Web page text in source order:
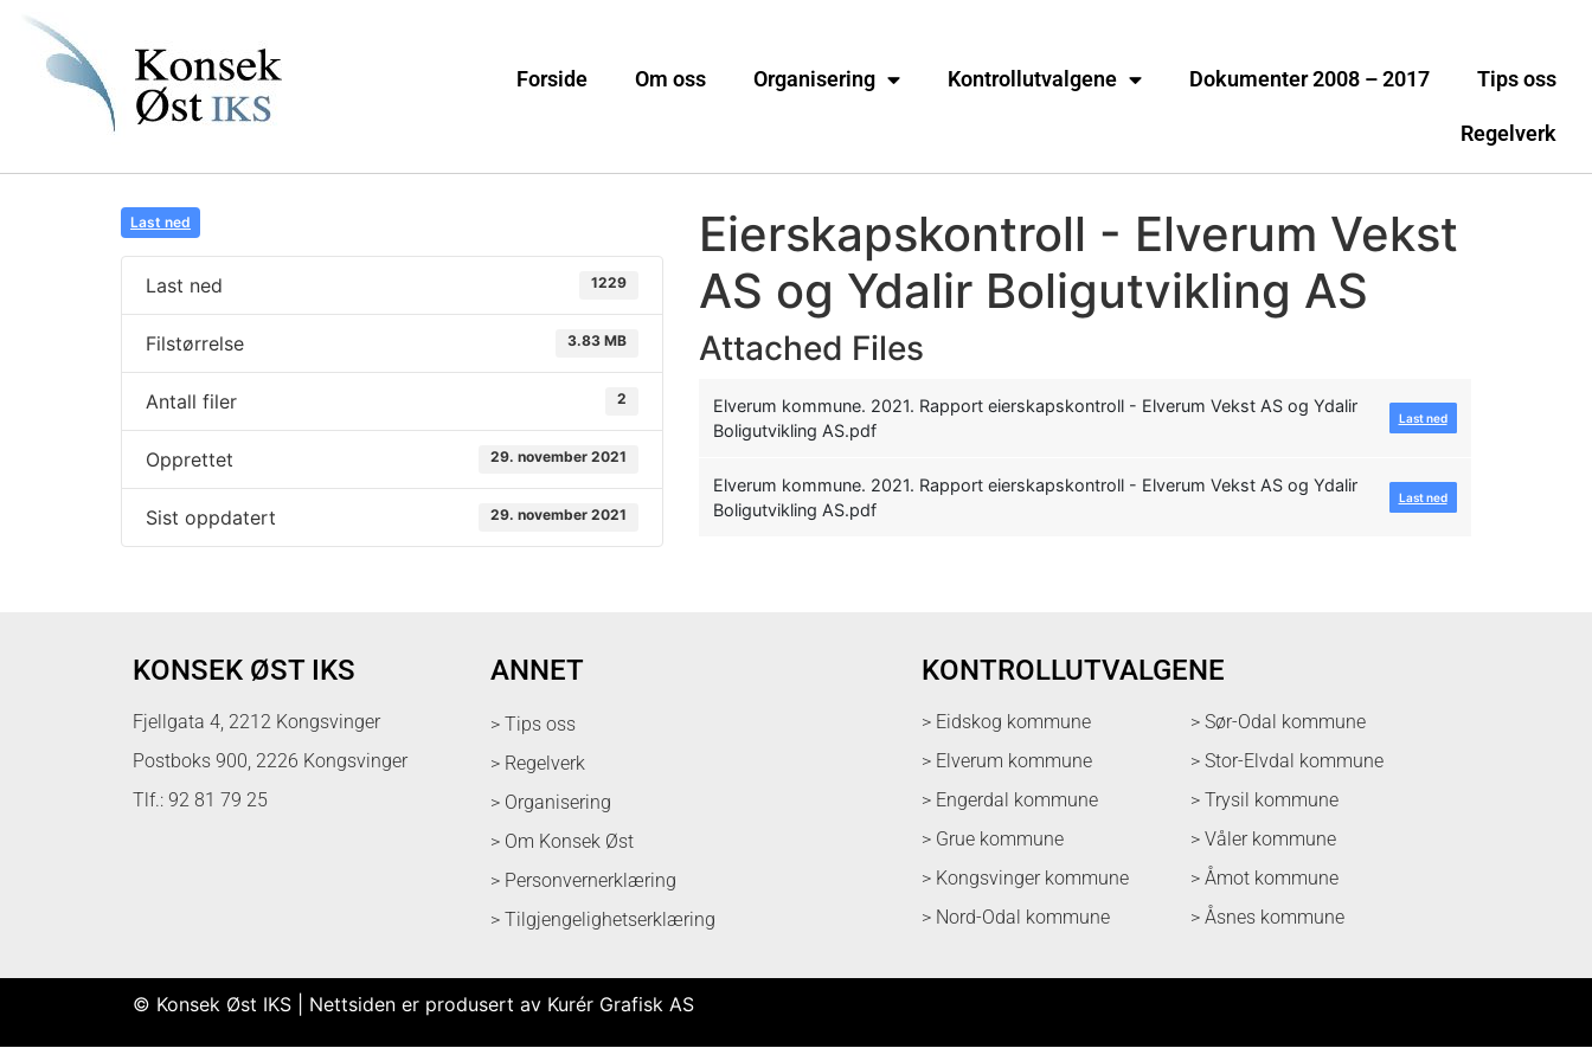
Forside Om oss Organisering Kontrollutvalgene Dokumenter 2008 – 2017 Tips oss
Regelverk
Last ned
Last ned 1229
Filstørrelse 3.83 MB
Antall filer 2
Opprettet 29. november 2021
Sist oppdatert 29. november 2021
Eierskapskontroll - Elverum Vekst
AS og Ydalir Boligutvikling AS
Attached Files
Elverum kommune. 2021. Rapport eierskapskontroll - Elverum Vekst AS og Ydalir
Boligutvikling AS.pdf
Last ned
Elverum kommune. 2021. Rapport eierskapskontroll - Elverum Vekst AS og Ydalir
Boligutvikling AS.pdf
Last ned
KONSEK ØST IKS
Fjellgata 4, 2212 Kongsvinger
Postboks 900, 2226 Kongsvinger
Tlf.: 92 81 79 25
ANNET
> Tips oss
> Regelverk
> Organisering
> Om Konsek Øst
> Personvernerklæring
> Tilgjengelighetserklæring
KONTROLLUTVALGENE
> Eidskog kommune
> Elverum kommune
> Engerdal kommune
> Grue kommune
> Kongsvinger kommune
> Nord-Odal kommune
> Sør-Odal kommune
> Stor-Elvdal kommune
> Trysil kommune
> Våler kommune
> Åmot kommune
> Åsnes kommune
© Konsek Øst IKS | Nettsiden er produsert av Kurér Grafisk AS